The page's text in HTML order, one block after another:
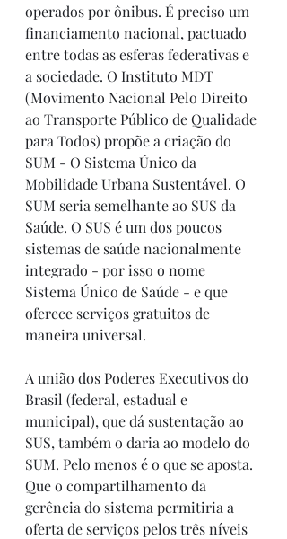
operados por ônibus. É preciso um
financiamento nacional, pactuado
entre todas as esferas federativas e
a sociedade. O Instituto MDT
(Movimento Nacional Pelo Direito
ao Transporte Público de Qualidade
para Todos) propõe a criação do
SUM - O Sistema Único da
Mobilidade Urbana Sustentável. O
SUM seria semelhante ao SUS da
Saúde. O SUS é um dos poucos
sistemas de saúde nacionalmente
integrado - por isso o nome
Sistema Único de Saúde - e que
oferece serviços gratuitos de
maneira universal.
A união dos Poderes Executivos do
Brasil (federal, estadual e
municipal), que dá sustentação ao
SUS, também o daria ao modelo do
SUM. Pelo menos é o que se aposta.
Que o compartilhamento da
gerência do sistema permitiria a
oferta de serviços pelos três níveis